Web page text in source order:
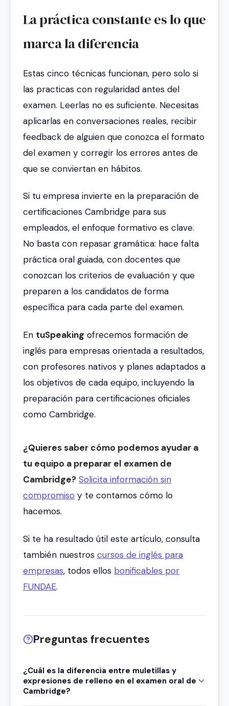
La práctica constante es lo que
marca la diferencia
Estas cinco técnicas funcionan, pero solo si
las practicas con regularidad antes del
examen. Leerlas no es suficiente. Necesitas
aplicarlas en conversaciones reales, recibir
feedback de alguien que conozca el formato
del examen y corregir los errores antes de
que se conviertan en hábitos.
Si tu empresa invierte en la preparación de
certificaciones Cambridge para sus
empleados, el enfoque formativo es clave.
No basta con repasar gramática: hace falta
práctica oral guiada, con docentes que
conozcan los criterios de evaluación y que
preparen a los candidatos de forma
específica para cada parte del examen.
En tuSpeaking ofrecemos formación de
inglés para empresas orientada a resultados,
con profesores nativos y planes adaptados a
los objetivos de cada equipo, incluyendo la
preparación para certificaciones oficiales
como Cambridge.
¿Quieres saber cómo podemos ayudar a
tu equipo a preparar el examen de
Cambridge? Solicita información sin
compromiso y te contamos cómo lo
hacemos.
Si te ha resultado útil este artículo, consulta
también nuestros cursos de inglés para
empresas, todos ellos bonificables por
FUNDAE.
Preguntas frecuentes
¿Cuál es la diferencia entre muletillas y
expresiones de relleno en el examen oral de
Cambridge?